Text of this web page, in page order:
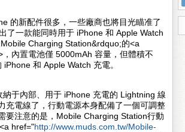
的新配件很多，一些廠商也將目光瞄准了
了一款能同時用于 iPhone 和 Apple Watch
Charging Station&rdquo;的<a
，內置電池僅 5000mAh 容量，但體積不
和 Apple Watch 充電。
于內部、用于 iPhone 充電的 Lightning 線
充電線了，行動電源本身配備了一個可調整
要注意的是，Mobile Charging Station行動
href="http://www.muds.com.tw/Mobile-